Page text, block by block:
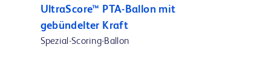
UltraScore™ PTA-Ballon mit
gebündelter Kraft
Spezial-Scoring-Ballon